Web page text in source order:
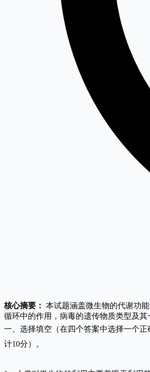
核心摘要： 本试题涵盖微生物的代谢功
循环中的作用，病毒的遗传物质类型及
一、选择填空（在四个答案中选择一个
计10分）。